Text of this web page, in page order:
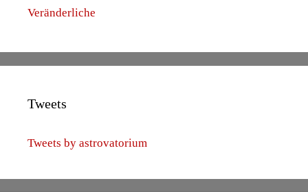
Veränderliche
Tweets
Tweets by astrovatorium